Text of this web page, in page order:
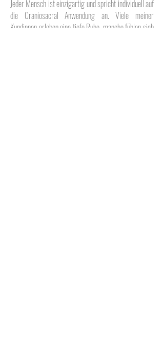
Jeder Mensch ist einzigartig und spricht individuell auf
die Craniosacral Anwendung an. Viele meiner
Kundinnen erleben eine tiefe Ruhe, manche fühlen sich